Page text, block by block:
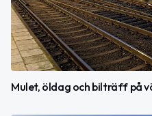
Mulet, öldag och bilträff på